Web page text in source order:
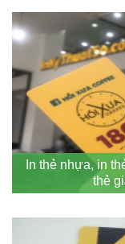
In thẻ nhựa, in
thẻ